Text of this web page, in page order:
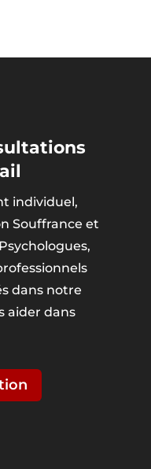
individuel,
Souffrance et
dans notre
aider dans